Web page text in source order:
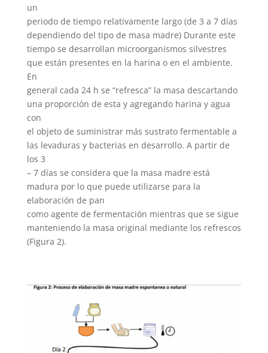
un
periodo de tiempo relativamente largo (de 3 a 7 días
dependiendo del tipo de masa madre) Durante este
tiempo se desarrollan microorganismos silvestres
que están presentes en la harina o en el ambiente.
En
general cada 24 h se “refresca” la masa descartando
una proporción de esta y agregando harina y agua
con
el objeto de suministrar más sustrato fermentable a
las levaduras y bacterias en desarrollo. A partir de
los 3
– 7 días se considera que la masa madre está
madura por lo que puede utilizarse para la
elaboración de pan
como agente de fermentación mientras que se sigue
manteniendo la masa original mediante los refrescos
(Figura 2).